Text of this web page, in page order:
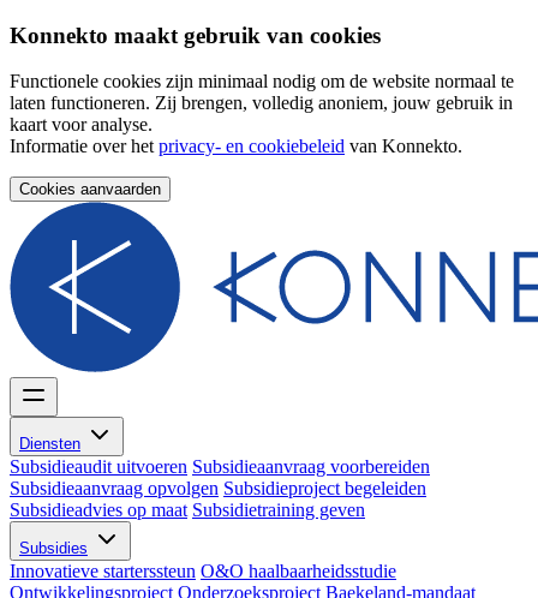
Konnekto maakt gebruik van cookies
Functionele cookies zijn minimaal nodig om de website normaal te
laten functioneren. Zij brengen, volledig anoniem, jouw gebruik in
kaart voor analyse.
Informatie over hetprivacy- en cookiebeleid van Konnekto.
Cookies aanvaarden
Diensten
Subsidieaudit uitvoeren Subsidieaanvraag voorbereiden
Subsidieaanvraag opvolgen Subsidieproject begeleiden
Subsidieadvies op maat Subsidietraining geven
Subsidies
Innovatieve starterssteun O&O haalbaarheidsstudie
Ontwikkelingsproject Onderzoeksproject Baekeland-mandaat